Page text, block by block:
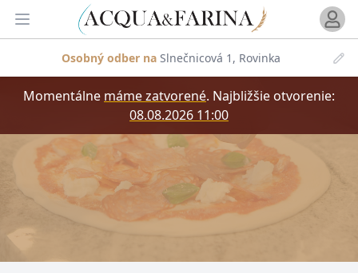
Otvoriť menu
Osobný odber na Slnečnicová 1, Rovinka
Momentálne máme zatvorené. Najbližšie otvorenie:
08.08.2026 11:00
Kam dovážame